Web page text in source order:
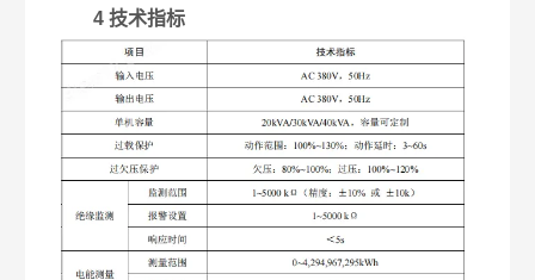
4 技术指标